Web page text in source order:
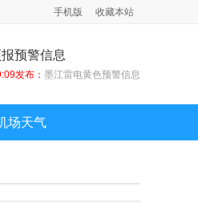
手机版 收藏本站
预警信息
发布： 墨江雷电黄色预警信息
场天气